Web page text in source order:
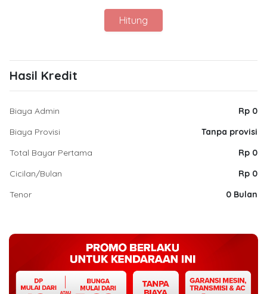
Hitung
Hasil Kredit
Biaya Admin
Rp 0
Biaya Provisi
Tanpa provisi
Total Bayar Pertama
Rp 0
Cicilan/Bulan
Rp 0
Tenor
0 Bulan